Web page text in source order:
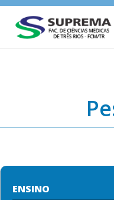
ENSINO